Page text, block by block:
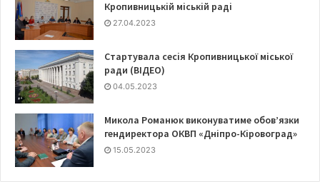
Кропивницькій міській раді
27.04.2023
Стартувала сесія Кропивницької міської
ради (ВІДЕО)
04.05.2023
Микола Романюк виконуватиме обов’язки
гендиректора ОКВП «Дніпро-Кіровоград»
15.05.2023